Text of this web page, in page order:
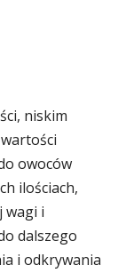
niskim
owoców
ilościach,
wagi i
dalszego
i odkrywania